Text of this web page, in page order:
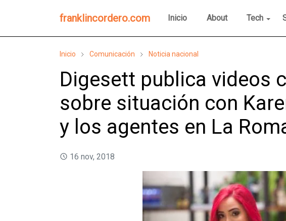
franklincordero.com Inicio About Tech
Inicio Comunicación Noticia nacional
Digesett publica videos
sobre situación con
y los agentes en La
16 nov, 2018